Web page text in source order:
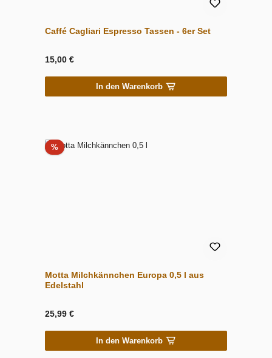
Caffé Cagliari Espresso Tassen - 6er Set
15,00 €
In den Warenkorb
%Rabatt
Motta Milchkännchen Europa 0,5 l aus
Edelstahl
25,99 €
In den Warenkorb